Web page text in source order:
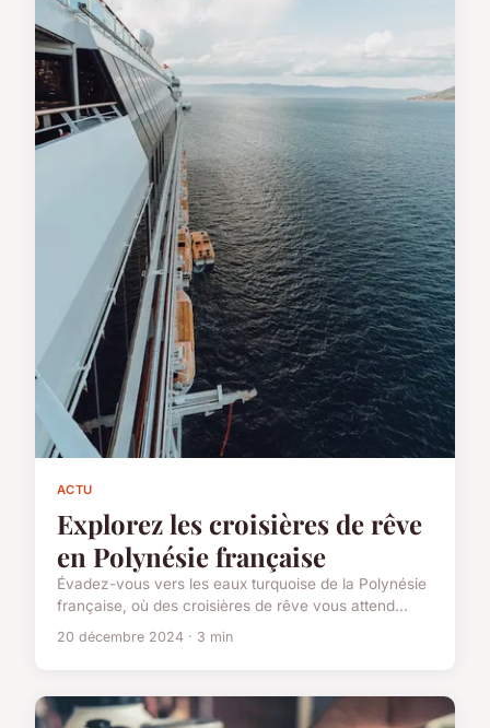
ACTU
Explorez les croisières de rêve
en Polynésie française
Évadez-vous vers les eaux turquoise de la Polynésie
française, où des croisières de rêve vous attend...
20 décembre 2024 · 3 min